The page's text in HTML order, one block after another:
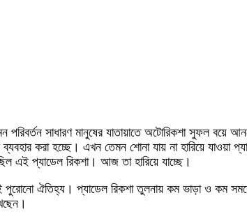
পরিবর্তন সাধারণ মানুষের যাতায়াতে অটোরিকশা সুফল বয়ে
করা হচ্ছে। এখন তেমন শোনা যায় না হারিয়ে যাওয়া
এই প্যাডেল রিকশা। আজ তা হারিয়ে যাচ্ছে।
পুরোনো ঐতিহ্য। প্যাডেল রিকশা তুলনায় কম ভাড়া ও কম